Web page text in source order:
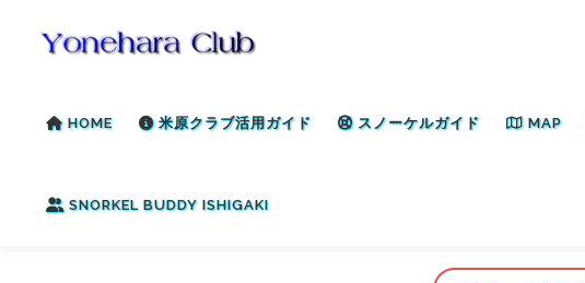
HOME 米原クラブ活用ガイド スノーケルガイド MAP
SNORKEL BUDDY ISHIGAKI